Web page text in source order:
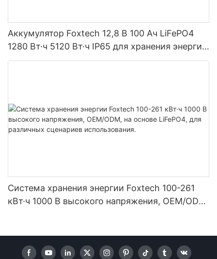
Аккумулятор Foxtech 12,8 В 100 Ач LiFePO4
1280 Вт·ч 5120 Вт·ч IP65 для хранения энергии
и солнечных домашних систем
Система хранения энергии Foxtech 100-261
кВт·ч 1000 В высокого напряжения, OEM/ODM,